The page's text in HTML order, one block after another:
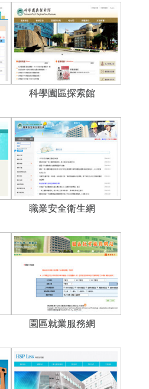
科學園區探索館
職業安全衛生網
園區就業服務網